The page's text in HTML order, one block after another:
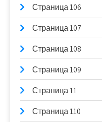
Страница 106
Страница 107
Страница 108
Страница 109
Страница 11
Страница 110